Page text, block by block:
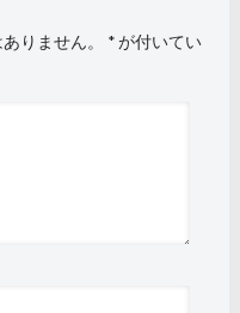
りません。 *が付いてい